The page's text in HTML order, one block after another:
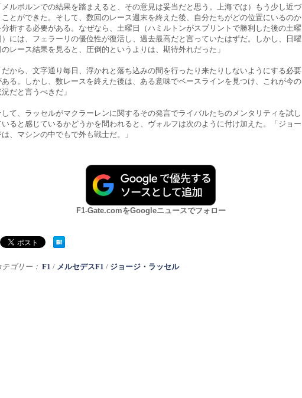
メルボルンでの結果を踏まえると、その意見は妥当だと思う。上海では）もう少し近づ
ことができた。そして、数回のレース週末を終えた後、自分たちがどの位置にいるのか
分析する必要がある。なぜなら、土曜日（ハミルトンがスプリントで勝利した後の土曜
）には、フェラーリの優位性が復活し、過去最高だと言っていたはずだ。しかし、日曜
のレース結果を見ると、圧倒的というよりは、期待外れだった」
だから、文字通り毎日、浮かれと落ち込みの間を行ったり来たりしないようにする必要
ある。しかし、数レースを終えた後は、ある意味でベースラインを見つけ、これが今の
だと言うべきだ」
して、ラッセルがマクラーレンに関するその発言でライバルたちのメンタリティを試し
いると感じているかどうかを問われると、ヴォルフは次のように付け加えた。「ジョー
は、マシンの中でもで外も戦士だ。」
F1-Gate.comをGoogleニュースでフォロー
テゴリー： F1 / メルセデスF1 / ジョージ・ラッセル